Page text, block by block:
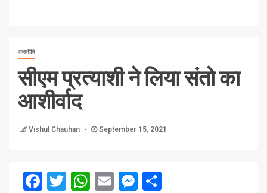
राजनीति
सीएम प्रत्याशी ने लिया संतो का
आशीर्वाद
Vishul Chauhan September 15, 2021
Facebook
Twitter
WhatsApp
EmailMessenger